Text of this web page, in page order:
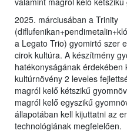
2025. márciusában a Trinity
a Legato Trio) gyomirtó szer
cirok kultúra. A készítmény
hatékonyságának
kultúrnövény 2 leveles
magról kelő kétszikű
magról kelő egyszikű
állapotában kell kijuttatni az
technológiának megfelelően.